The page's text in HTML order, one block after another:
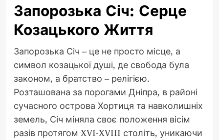
Запорозька Січ: Серце
Козацького Життя
Запорозька Січ – це не просто місце, а
символ козацької душі, де свобода була
законом, а братство – релігією.
Розташована за порогами Дніпра, в районі
сучасного острова Хортиця та навколишніх
земель, Січ міняла своє положення вісім
разів протягом XVI-XVIII століть, уникаючи